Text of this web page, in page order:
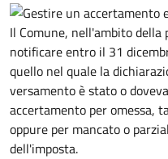
Il Comune, nell'ambito
notificare entro il 31
quello nel quale la
versamento è stato o
accertamento per omessa,
oppure per mancato o
dell'imposta.